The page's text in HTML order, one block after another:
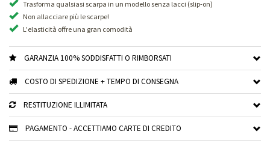
Trasforma qualsiasi scarpa in un modello senza lacci (slip-on)
Non allacciare più le scarpe!
L'elasticità offre una gran comodità
GARANZIA 100% SODDISFATTI O RIMBORSATI
COSTO DI SPEDIZIONE + TEMPO DI CONSEGNA
RESTITUZIONE ILLIMITATA
PAGAMENTO - ACCETTIAMO CARTE DI CREDITO